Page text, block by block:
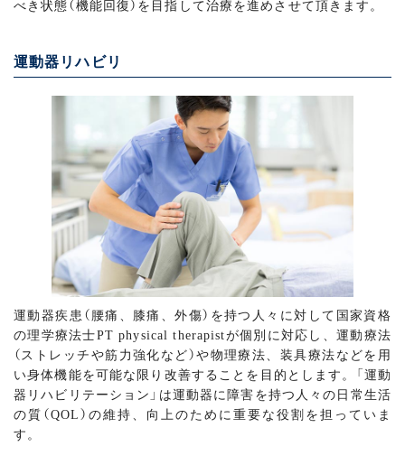
べき状態（機能回復）を目指して治療を進めさせて頂きます。
運動器リハビリ
運動器疾患（腰痛、膝痛、外傷）を持つ人々に対して国家資格
の理学療法士PT physical therapistが個別に対応し、運動療法
（ストレッチや筋力強化など）や物理療法、装具療法などを用
い身体機能を可能な限り改善することを目的とします。「運動
器リハビリテーション」は運動器に障害を持つ人々の日常生活
の質（QOL）の維持、向上のために重要な役割を担っていま
す。